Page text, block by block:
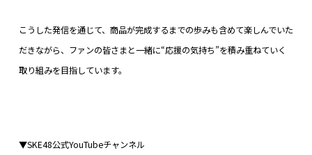
こうした発信を通じて、商品が完成するまでの歩みも含めて楽しんでいた
だきながら、ファンの皆さまと一緒に“応援の気持ち”を積み重ねていく
取り組みを目指しています。
▼SKE48公式YouTubeチャンネル